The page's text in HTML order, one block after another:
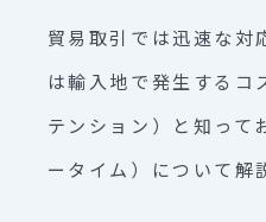
貿易取引では迅速な対
は輸入地で発生するコ
テンション）と知って
ータイム）について解